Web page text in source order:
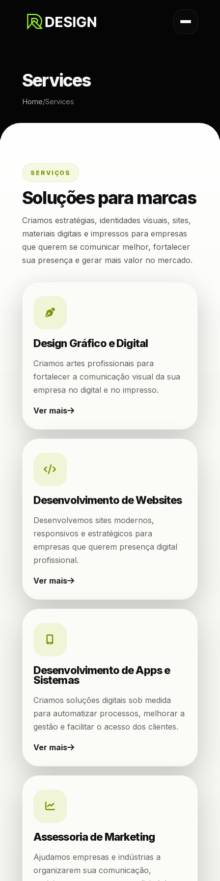
Services
Home/Services
SERVIÇOS
Soluções para marcas
Criamos estratégias, identidades visuais, sites,
materiais digitais e impressos para empresas
que querem se comunicar melhor, fortalecer
sua presença e gerar mais valor no mercado.
Design Gráfico e Digital
Criamos artes profissionais para
fortalecer a comunicação visual da sua
empresa no digital e no impresso.
Ver mais
Desenvolvimento de Websites
Desenvolvemos sites modernos,
responsivos e estratégicos para
empresas que querem presença digital
profissional.
Ver mais
Desenvolvimento de Apps e
Sistemas
Criamos soluções digitais sob medida
para automatizar processos, melhorar a
gestão e facilitar o acesso dos clientes.
Ver mais
Assessoria de Marketing
Ajudamos empresas e indústrias a
organizarem sua comunicação,